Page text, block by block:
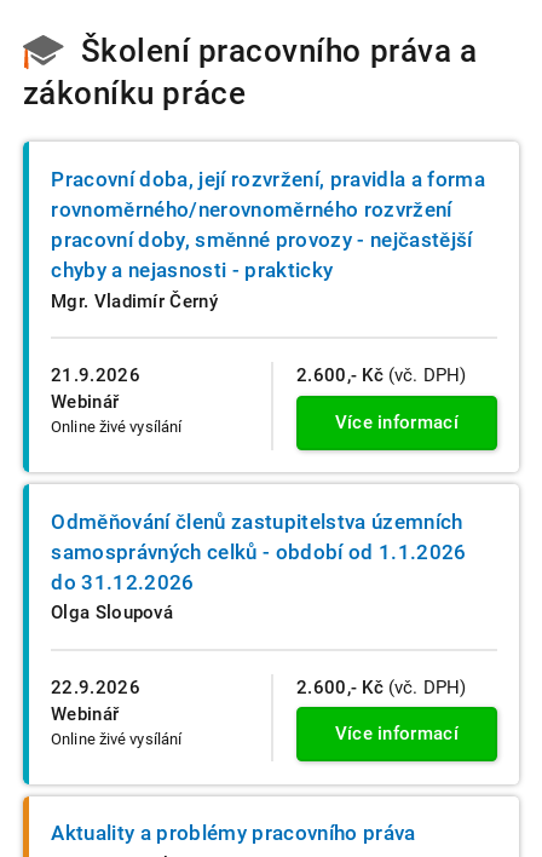
Školení pracovního práva a
zákoníku práce
21.9.2026
Webinář
Online živé vysílání
Pracovní doba, její rozvržení, pravidla a forma
rovnoměrného/nerovnoměrného rozvržení
pracovní doby, směnné provozy - nejčastější
chyby a nejasnosti - prakticky
Mgr. Vladimír Černý
2.600,- Kč (vč. DPH)
Více informací
22.9.2026
Webinář
Online živé vysílání
Odměňování členů zastupitelstva územních
samosprávných celků - období od 1.1.2026
do 31.12.2026
Olga Sloupová
2.600,- Kč (vč. DPH)
Více informací
Aktuality a problémy pracovního práva